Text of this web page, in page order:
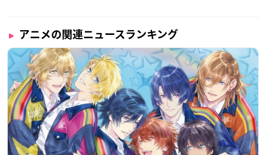
アニメの関連ニュースランキング